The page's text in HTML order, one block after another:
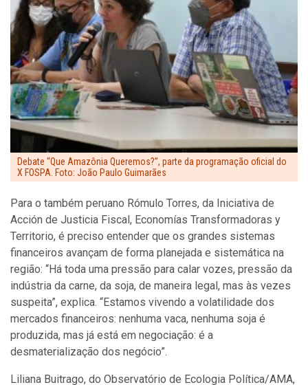
Debate “Que Amazônia Queremos?”, parte da programação oficial do
X FOSPA. Foto: João Paulo Guimarães
Para o também peruano Rómulo Torres, da Iniciativa de
Acción de Justicia Fiscal, Economías Transformadoras y
Territorio, é preciso entender que os grandes sistemas
financeiros avançam de forma planejada e sistemática na
região: “Há toda uma pressão para calar vozes, pressão da
indústria da carne, da soja, de maneira legal, mas às vezes
suspeita”, explica. “Estamos vivendo a volatilidade dos
mercados financeiros: nenhuma vaca, nenhuma soja é
produzida, mas já está em negociação: é a
desmaterialização dos negócio”.
Liliana Buitrago, do Observatório de Ecologia Política/AMA,